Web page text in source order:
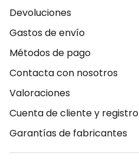
Devoluciones
Gastos de envío
Métodos de pago
Contacta con nosotros
Valoraciones
Cuenta de cliente y registro
Garantías de fabricantes